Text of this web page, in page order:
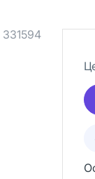
331594